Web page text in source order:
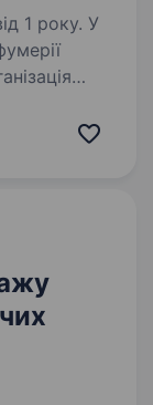
1 року. У
для